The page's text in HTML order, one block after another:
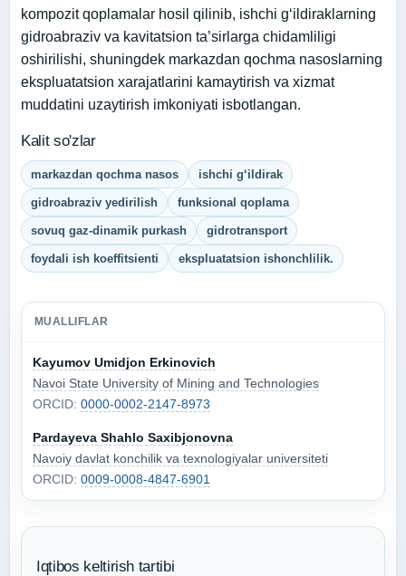
kompozit qoplamalar hosil qilinib, ishchi g‘ildiraklarning
gidroabraziv va kavitatsion ta’sirlarga chidamliligi
oshirilishi, shuningdek markazdan qochma nasoslarning
ekspluatatsion xarajatlarini kamaytirish va xizmat
muddatini uzaytirish imkoniyati isbotlangan.
Kalit so'zlar
markazdan qochma nasos ishchi g‘ildirak
gidroabraziv yedirilish funksional qoplama
sovuq gaz-dinamik purkash gidrotransport
foydali ish koeffitsienti ekspluatatsion ishonchlilik.
MUALLIFLAR
Kayumov Umidjon Erkinovich
Navoi State University of Mining and Technologies
ORCID: 0000-0002-2147-8973
Pardayeva Shahlo Saxibjonovna
Navoiy davlat konchilik va texnologiyalar universiteti
ORCID: 0009-0008-4847-6901
Iqtibos keltirish tartibi